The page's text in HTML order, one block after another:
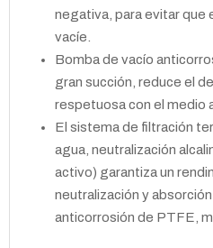
negativa, para evitar que
vacíe.
Bomba de vacío
gran succión, reduce el
respetuosa con el medio
El sistema de filtración
agua, neutralización
activo) garantiza un
neutralización y
anticorrosión de PTFE,